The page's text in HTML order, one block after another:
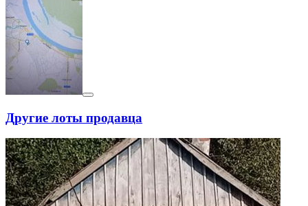
Другие лоты продавца